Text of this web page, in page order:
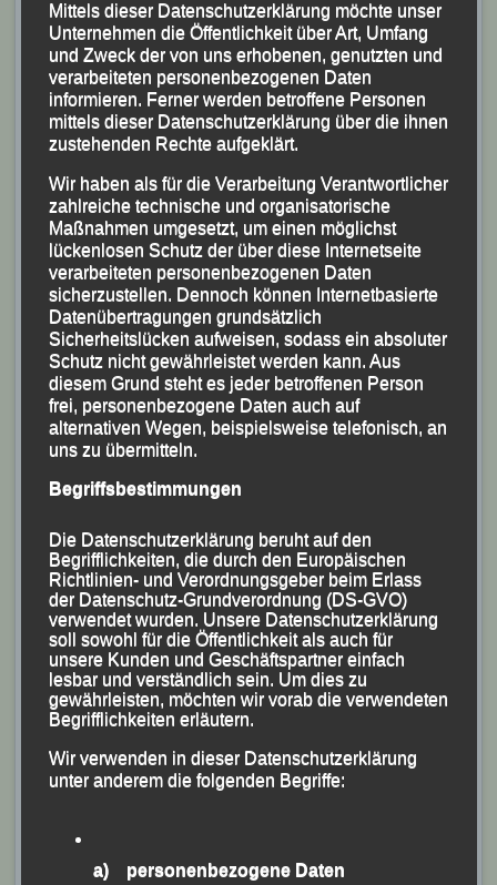
Leichtathletik zum Anfassen.
Mittels dieser Datenschutzerklärung möchte unser
Unternehmen die Öffentlichkeit über Art, Umfang
und Zweck der von uns erhobenen, genutzten und
verarbeiteten personenbezogenen Daten
informieren. Ferner werden betroffene Personen
mittels dieser Datenschutzerklärung über die ihnen
zustehenden Rechte aufgeklärt.
Wir haben als für die Verarbeitung Verantwortlicher
zahlreiche technische und organisatorische
Maßnahmen umgesetzt, um einen möglichst
lückenlosen Schutz der über diese Internetseite
verarbeiteten personenbezogenen Daten
sicherzustellen. Dennoch können Internetbasierte
Datenübertragungen grundsätzlich
Sicherheitslücken aufweisen, sodass ein absoluter
Schutz nicht gewährleistet werden kann. Aus
diesem Grund steht es jeder betroffenen Person
frei, personenbezogene Daten auch auf
alternativen Wegen, beispielsweise telefonisch, an
uns zu übermitteln.
Begriffsbestimmungen
Die Datenschutzerklärung beruht auf den
Begrifflichkeiten, die durch den Europäischen
Richtlinien- und Verordnungsgeber beim Erlass
der Datenschutz-Grundverordnung (DS-GVO)
verwendet wurden. Unsere Datenschutzerklärung
soll sowohl für die Öffentlichkeit als auch für
unsere Kunden und Geschäftspartner einfach
lesbar und verständlich sein. Um dies zu
gewährleisten, möchten wir vorab die verwendeten
Begrifflichkeiten erläutern.
Wir verwenden in dieser Datenschutzerklärung
unter anderem die folgenden Begriffe:
a) personenbezogene Daten